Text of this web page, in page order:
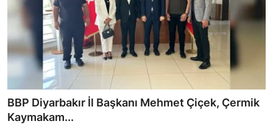
BBP Diyarbakır İl Başkanı Mehmet Çiçek, Çermik
Kaymakam...